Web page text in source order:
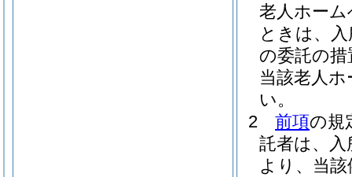
老人ホー
ときは、
の委託の
当該老人
い。
2
前項の規
託者は、入
より、当